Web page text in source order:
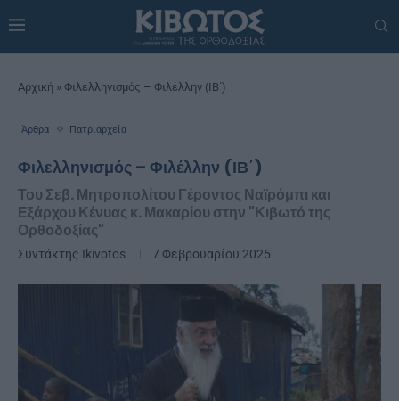
Αρχική » Φιλελληνισμός – Φιλέλλην (ΙΒ΄)
Άρθρα Πατριαρχεία
Φιλελληνισμός – Φιλέλλην (ΙΒ΄)
Του Σεβ. Μητροπολίτου Γέροντος Ναϊρόμπι και
Εξάρχου Κένυας κ. Μακαρίου στην "Κιβωτό της
Ορθοδοξίας"
Συντάκτης Ikivotos 7 Φεβρουαρίου 2025